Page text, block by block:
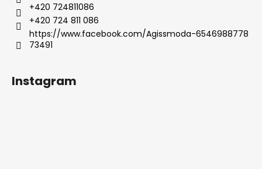
+420 724811086
+420 724 811 086
https://www.facebook.com/Agissmoda-6546988778
73491
Instagram